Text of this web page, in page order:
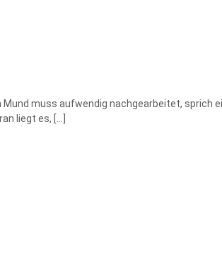
muss aufwendig nachgearbeitet, sprich
liegt es,